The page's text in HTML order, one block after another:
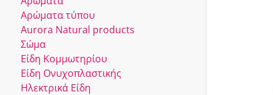
Αρώματα τύπου
Αurora Νatural products
Σώμα
Είδη Κομμωτηρίου
Είδη Ονυχοπλαστικής
Ηλεκτρικά Είδη